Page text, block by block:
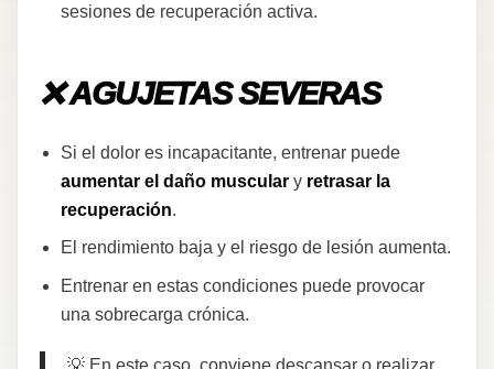
sesiones de recuperación activa.
❌ AGUJETAS SEVERAS
Si el dolor es incapacitante, entrenar puede
aumentar el daño muscular y retrasar la
recuperación.
El rendimiento baja y el riesgo de lesión aumenta.
Entrenar en estas condiciones puede provocar
una sobrecarga crónica.